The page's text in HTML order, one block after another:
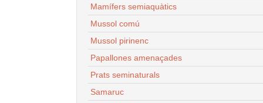
Mamífers semiaquàtics
Mussol comú
Mussol pirinenc
Papallones amenaçades
Prats seminaturals
Samaruc